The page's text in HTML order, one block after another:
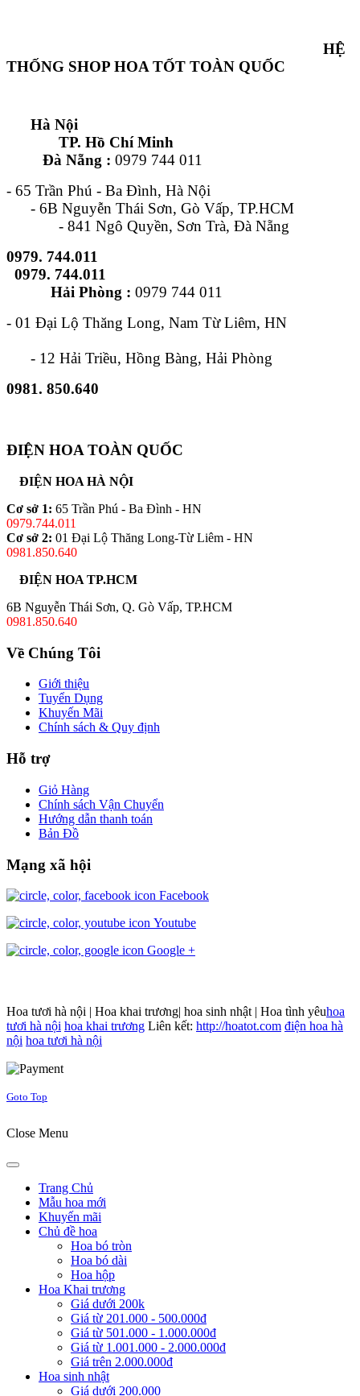
HỆ
THỐNG SHOP HOA TỐT TOÀN QUỐC
Hà Nội
TP. Hồ Chí Minh
Đà Nẵng : 0979 744 011
- 65 Trần Phú - Ba Đình, Hà Nội
- 6B Nguyễn Thái Sơn, Gò Vấp, TP.HCM
- 841 Ngô Quyền, Sơn Trà, Đà Nẵng
0979. 744.011
0979. 744.011
Hải Phòng : 0979 744 011
- 01 Đại Lộ Thăng Long, Nam Từ Liêm, HN
- 12 Hải Triều, Hồng Bàng, Hải Phòng
0981. 850.640
ĐIỆN HOA TOÀN QUỐC
ĐIỆN HOA HÀ NỘI
Cơ sở 1: 65 Trần Phú - Ba Đình - HN
0979.744.011
Cơ sở 2: 01 Đại Lộ Thăng Long-Từ Liêm - HN
0981.850.640
ĐIỆN HOA TP.HCM
6B Nguyễn Thái Sơn, Q. Gò Vấp, TP.HCM
0981.850.640
Về Chúng Tôi
Giới thiệu
Tuyển Dụng
Khuyến Mãi
Chính sách & Quy định
Hỗ trợ
Giỏ Hàng
Chính sách Vận Chuyển
Hướng dẫn thanh toán
Bản Đồ
Mạng xã hội
Facebook
Youtube
Google +
Hoa tươi hà nội | Hoa khai trương| hoa sinh nhật | Hoa tình yêuhoa
tươi hà nội hoa khai trương Liên kết: http://hoatot.com điện hoa hà
nội hoa tươi hà nội
Goto Top
Close Menu
Trang Chủ
Mẫu hoa mới
Khuyến mãi
Chủ đề hoa
Hoa bó tròn
Hoa bó dài
Hoa hộp
Hoa Khai trương
Giá dưới 200k
Giá từ 201.000 - 500.000đ
Giá từ 501.000 - 1.000.000đ
Giá từ 1.001.000 - 2.000.000đ
Giá trên 2.000.000đ
Hoa sinh nhật
Giá dưới 200.000